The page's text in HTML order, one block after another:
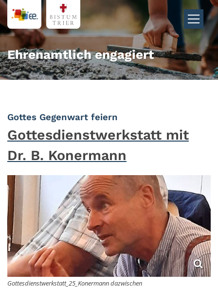
Zum Inhalt springen
Ehrenamtlich engagiert
Gottes Gegenwart feiern
Gottesdienstwerkstatt mit
Dr. B. Konermann
Gottesdienstwerkstatt_25_Konermann dazwischen